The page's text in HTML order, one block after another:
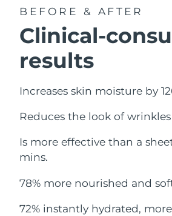
BEFORE & AFTER
Clinical-
results
Increases skin moisture by
Reduces the look of wrinkles
Is more effective than a
mins.
78% more nourished and
72% instantly hydrated,
摩纳哥
荷兰